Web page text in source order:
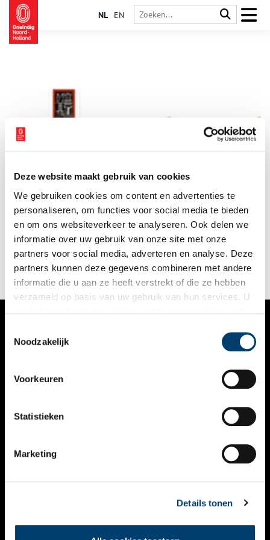
Deze website maakt gebruik van cookies
We gebruiken cookies om content en advertenties te
personaliseren, om functies voor social media te bieden
en om ons websiteverkeer te analyseren. Ook delen we
informatie over uw gebruik van onze site met onze
partners voor social media, adverteren en analyse. Deze
partners kunnen deze gegevens combineren met andere
informatie die u aan ze heeft verstrekt of die ze hebben
verzameld op basis van uw gebruik van hun services. U
Noodzakelijk
Voorkeuren
Statistieken
Marketing
Details tonen
NL EN
architectuur
Op 28 november verscheen een nieuw boek over de stedelijke
ontwikkeling en architectuur in Haarlem, getiteld Haarlem
verandert. Post-65 stedenbouw en architectuur. Centraal daarin
staat een inventarisatie van alles wat er in een turbulente fase,
tussen 1965 en 1995, in Haarlem tot stand kwam.
1 min
VERHALEN
KALENDER
THEMA’S
VIDEO’S
CONTACT